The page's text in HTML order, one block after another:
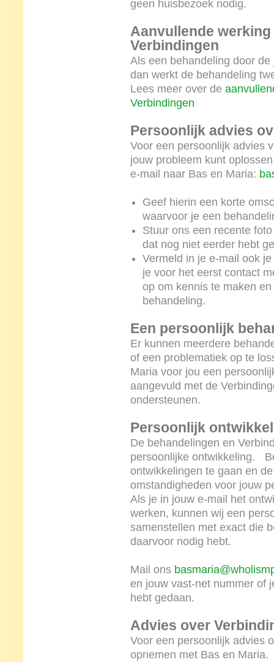
geen huisbezoek nodig.
Aanvullende
Verbindingen
Als een behandeling door
dan werkt de behandeling
Lees meer over de
Verbindingen
Persoonlijk advies
Voor een persoonlijk advies
jouw probleem kunt
e-mail naar Bas en Maria:
Geef hierin een korte
waarvoor je een
Stuur ons een recente
dat nog niet eerder hebt
Vermeld in je e-mail ook
je voor het eerst contact
op om kennis te maken
behandeling.
Een persoonlijk
Er kunnen meerdere
of een problematiek op te
Maria voor jou een
aangevuld met de
ondersteunen.
Persoonlijk
De behandelingen en
persoonlijke ontwikkeling.
ontwikkelingen te gaan en
omstandigheden voor jouw
Als je in jouw e-mail het
werken, kunnen wij een
samenstellen met exact die
daarvoor nodig hebt.
Mail ons
en jouw vast-net nummer of
hebt gedaan.
Advies over
Voor een persoonlijk advies
opnemen met Bas en Maria.